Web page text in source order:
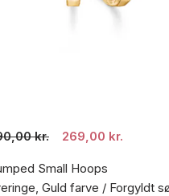
kr. 269,00 kr.
Small Hoops
Guld farve / Forgyldt